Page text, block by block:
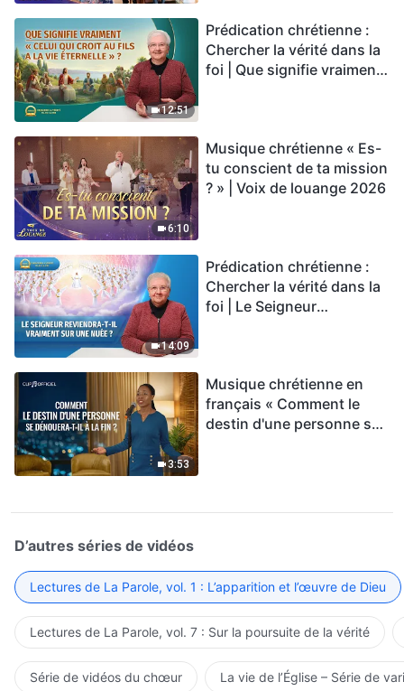
12:51
Prédication chrétienne :
Chercher la vérité dans la
foi | Que signifie vraiment
6:10
Musique chrétienne « Es-
tu conscient de ta mission
? » | Voix de louange 2026
14:09
Prédication chrétienne :
Chercher la vérité dans la
foi | Le Seigneur
3:53
Musique chrétienne en
français « Comment le
destin d'une personne se
D’autres séries de vidéos
Lectures de La Parole, vol. 1 : L’apparition et l’œuvre de Dieu
Lectures de La Parole, vol. 7 : Sur la poursuite de la vérité
Série de vidéos du chœur La vie de l’Église – Série de